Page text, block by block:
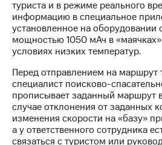
акционерам
Документы
ПАО
"МТС"
акционеров
Личный
кабинет
акционера
Акционерный
капитал
Контроль
туриста и в режиме реального
информацию в специальное
установленное на оборудовании
мощностью 1050 мАч в «маячках»
условиях низких температур.
Перед отправлением на маршрут
специалист поисково-
прописывает заданный маршрут
случае отклонения от заданных
изменения скорости на «базу»
а у ответственного сотрудника
связаться с туристом или